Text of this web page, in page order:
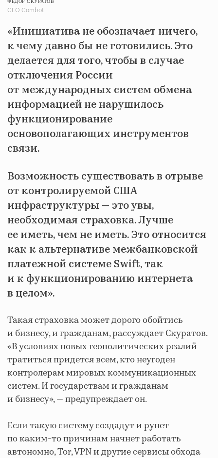
СЕО Combot
«Инициатива не обозначает ничего,
к чему давно бы не готовились. Это
делается для того, чтобы в случае
отключения России
от международных систем обмена
информацией не нарушилось
функционирование
основополагающих инструментов
связи.
Возможность существовать в отрыве
от контролируемой США
инфраструктуры — это увы,
необходимая страховка. Лучше
ее иметь, чем не иметь. Это относится
как к альтернативе межбанковской
платежной системе Swift, так
и к функционированию интернета
в целом».
Такая страховка может дорого обойтись
и бизнесу, и гражданам, рассуждает Скуратов.
«В условиях новых геополитических реалий
тратиться придется всем, кто неугоден
контролерам мировых коммуникационных
систем. И государствам и гражданам
и бизнесу», — предупреждает он.
Если такую систему создадут и рунет
по каким-то причинам начнет работать
автономно, Tor, VPN и другие сервисы обхода